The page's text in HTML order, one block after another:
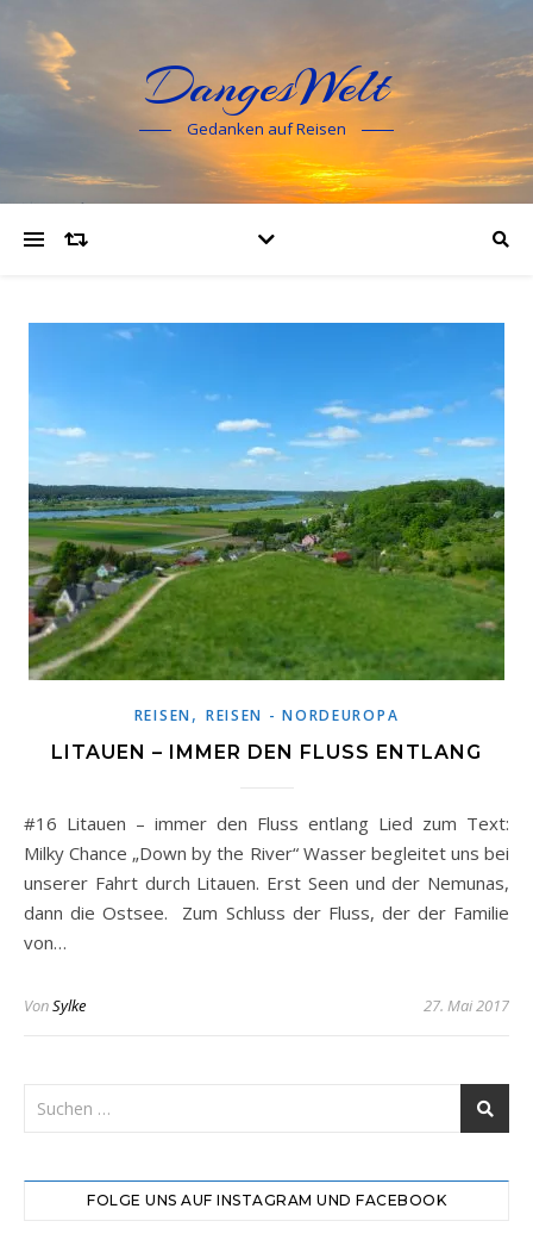
DangesWelt
Gedanken auf Reisen
REISEN, REISEN - NORDEUROPA
LITAUEN – IMMER DEN FLUSS ENTLANG
#16 Litauen – immer den Fluss entlang Lied zum Text:
Milky Chance „Down by the River“ Wasser begleitet uns bei
unserer Fahrt durch Litauen. Erst Seen und der Nemunas,
dann die Ostsee. Zum Schluss der Fluss, der der Familie
von…
VonSylke 27. Mai 2017
FOLGE UNS AUF INSTAGRAM UND FACEBOOK